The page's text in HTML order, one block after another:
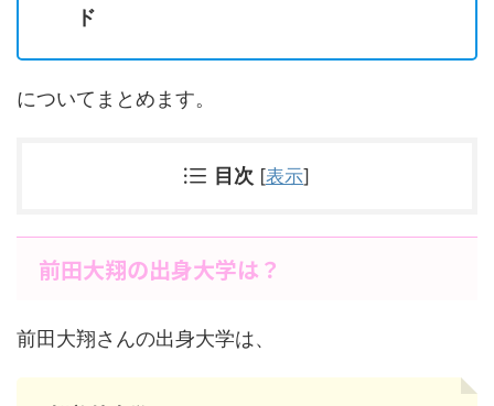
ド
についてまとめます。
目次 [表示]
前田大翔の出身大学は？
前田大翔さんの出身大学は、